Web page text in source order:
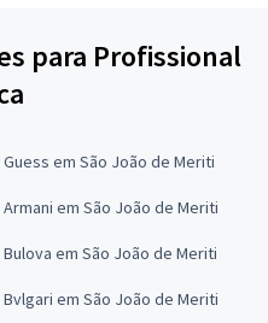
para Profissional
em São João de Meriti
em São João de Meriti
em São João de Meriti
em São João de Meriti